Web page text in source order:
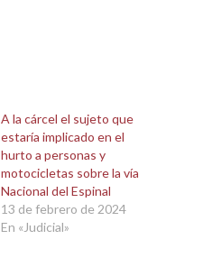
A la cárcel el sujeto que
estaría implicado en el
hurto a personas y
motocicletas sobre la vía
Nacional del Espinal
13 de febrero de 2024
En «Judicial»